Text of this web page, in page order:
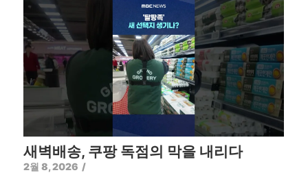
새벽배송, 쿠팡 독점의 막을 내리다
2월 8, 2026 /